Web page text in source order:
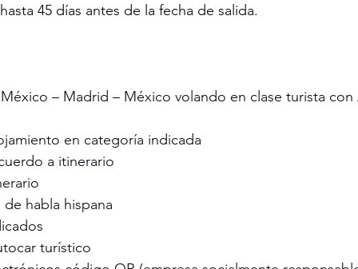
45 días antes de la fecha de salida.
– Madrid – México volando en clase turista
en categoría indicada
a itinerario
habla hispana
turístico